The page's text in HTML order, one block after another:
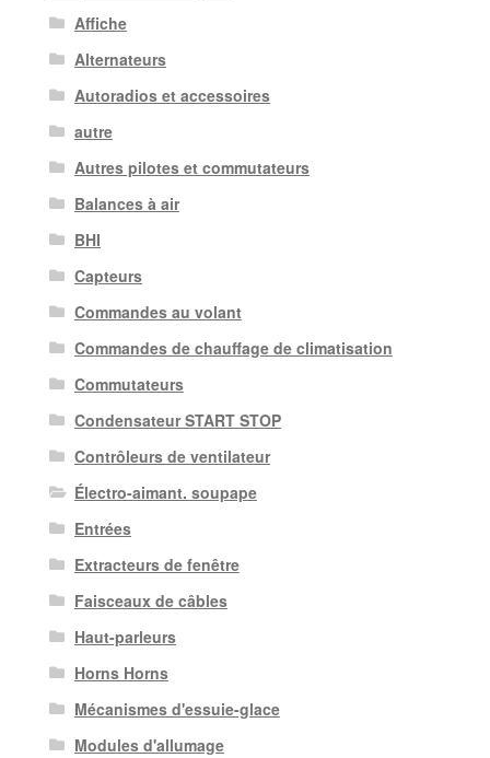
Affiche
Alternateurs
Autoradios et accessoires
autre
Autres pilotes et commutateurs
Balances à air
BHI
Capteurs
Commandes au volant
Commandes de chauffage de climatisation
Commutateurs
Condensateur START STOP
Contrôleurs de ventilateur
Électro-aimant. soupape
Entrées
Extracteurs de fenêtre
Faisceaux de câbles
Haut-parleurs
Horns Horns
Mécanismes d'essuie-glace
Modules d'allumage